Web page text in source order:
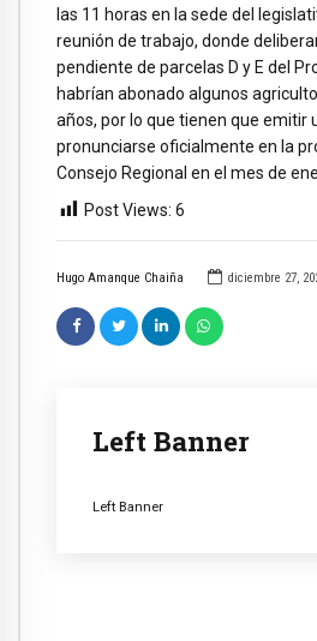
Hugo Amanque Chaiña diciembre 27,
Left Banner
Left Banner
las 11 horas en la sede del
reunión de trabajo, donde
pendiente de parcelas D y E del
habrían abonado algunos
años, por lo que tienen que emitir
pronunciarse oficialmente en la
Consejo Regional en el mes de
Post Views: 6